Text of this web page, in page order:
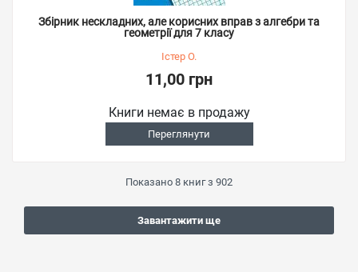
Збірник нескладних, але корисних вправ з алгебри та
геометрії для 7 класу
Істер О.
11,00 грн
Книги немає в продажу
Переглянути
Показано 8 книг з 902
Завантажити ще